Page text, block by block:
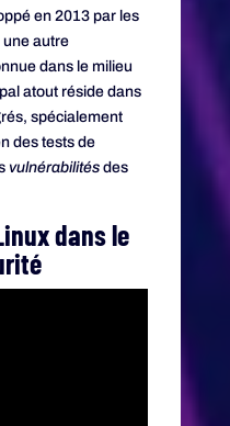
en 2013 par les
autre
dans le milieu
atout réside dans
spécialement
des tests de
vulnérabilitésdes
dans le